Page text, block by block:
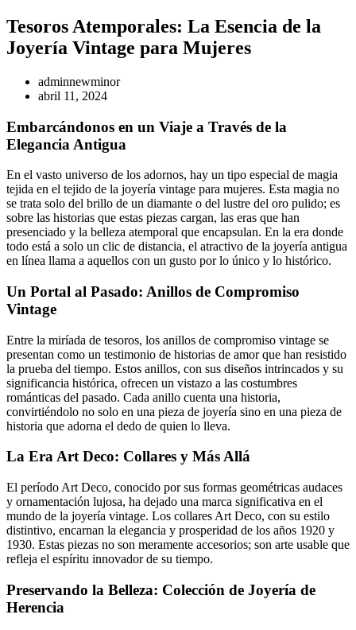
Tesoros Atemporales: La Esencia de la
Joyería Vintage para Mujeres
adminnewminor
abril 11, 2024
Embarcándonos en un Viaje a Través de la
Elegancia Antigua
En el vasto universo de los adornos, hay un tipo especial de magia
tejida en el tejido de la joyería vintage para mujeres. Esta magia no
se trata solo del brillo de un diamante o del lustre del oro pulido; es
sobre las historias que estas piezas cargan, las eras que han
presenciado y la belleza atemporal que encapsulan. En la era donde
todo está a solo un clic de distancia, el atractivo de la joyería antigua
en línea llama a aquellos con un gusto por lo único y lo histórico.
Un Portal al Pasado: Anillos de Compromiso
Vintage
Entre la miríada de tesoros, los anillos de compromiso vintage se
presentan como un testimonio de historias de amor que han resistido
la prueba del tiempo. Estos anillos, con sus diseños intrincados y su
significancia histórica, ofrecen un vistazo a las costumbres
románticas del pasado. Cada anillo cuenta una historia,
convirtiéndolo no solo en una pieza de joyería sino en una pieza de
historia que adorna el dedo de quien lo lleva.
La Era Art Deco: Collares y Más Allá
El período Art Deco, conocido por sus formas geométricas audaces
y ornamentación lujosa, ha dejado una marca significativa en el
mundo de la joyería vintage. Los collares Art Deco, con su estilo
distintivo, encarnan la elegancia y prosperidad de los años 1920 y
1930. Estas piezas no son meramente accesorios; son arte usable que
refleja el espíritu innovador de su tiempo.
Preservando la Belleza: Colección de Joyería de
Herencia